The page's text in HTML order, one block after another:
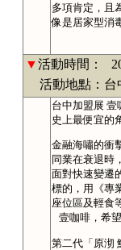
多項肯定，且
像是居家型消
▼活動時間：
活動地點：台
台中加盟展 壹
史上最便宜的
金融海嘯的衝
同業在衰退時
面對快速變遷
標的，用《專
座位區及輕食
壹咖啡，希
第二代「原沏